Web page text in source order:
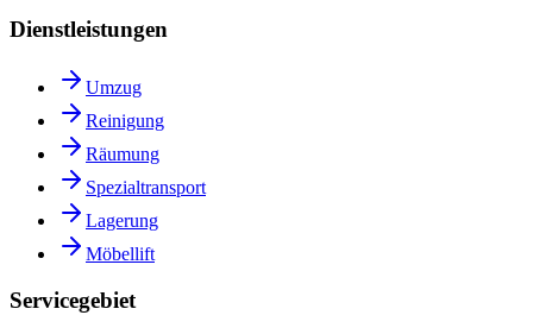
Dienstleistungen
Umzug
Reinigung
Räumung
Spezialtransport
Lagerung
Möbellift
Servicegebiet